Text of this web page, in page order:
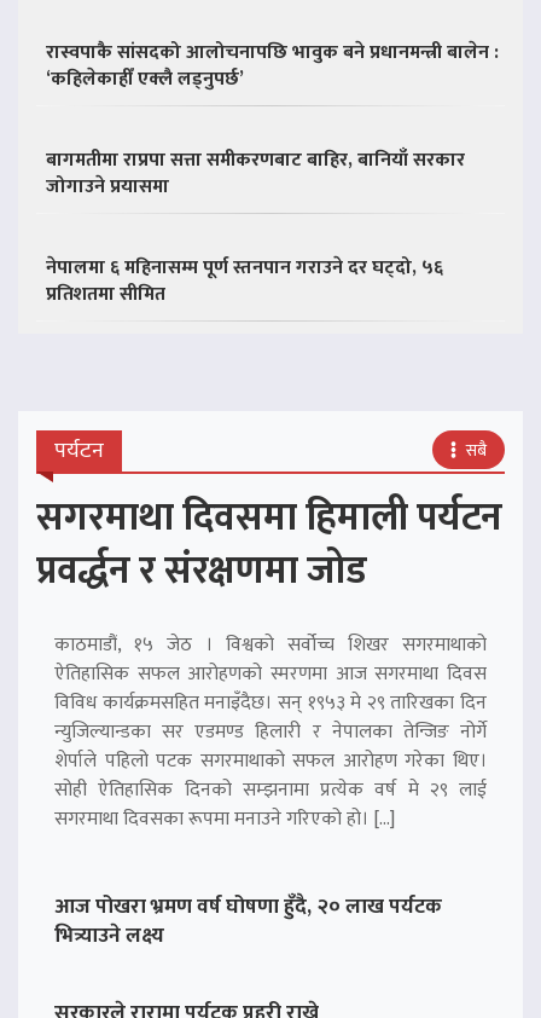
रास्वपाकै सांसदको आलोचनापछि भावुक बने प्रधानमन्त्री बालेन :
‘कहिलेकाहीँ एक्लै लड्नुपर्छ’
बागमतीमा राप्रपा सत्ता समीकरणबाट बाहिर, बानियाँ सरकार
जोगाउने प्रयासमा
नेपालमा ६ महिनासम्म पूर्ण स्तनपान गराउने दर घट्दो, ५६
प्रतिशतमा सीमित
पर्यटन सबै
सगरमाथा दिवसमा हिमाली पर्यटन
प्रवर्द्धन र संरक्षणमा जोड
काठमाडौं, १५ जेठ । विश्वको सर्वोच्च शिखर सगरमाथाको
ऐतिहासिक सफल आरोहणको स्मरणमा आज सगरमाथा दिवस
विविध कार्यक्रमसहित मनाइँदैछ। सन् १९५३ मे २९ तारिखका दिन
न्युजिल्यान्डका सर एडमण्ड हिलारी र नेपालका तेन्जिङ नोर्गे
शेर्पाले पहिलो पटक सगरमाथाको सफल आरोहण गरेका थिए।
सोही ऐतिहासिक दिनको सम्झनामा प्रत्येक वर्ष मे २९ लाई
सगरमाथा दिवसका रूपमा मनाउने गरिएको हो। […]
आज पोखरा भ्रमण वर्ष घोषणा हुँदै, २० लाख पर्यटक
भित्र्याउने लक्ष्य